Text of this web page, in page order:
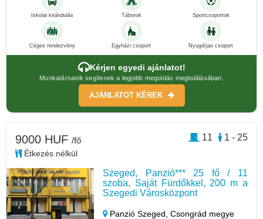
Iskolai kirándulás Táborok Sportcsoportok
Céges rendezvény Egyházi csoport Nyugdíjas csoport
Kérjen egyedi ajánlatot!
Munkatársaink segítenek a legjobb megoldás megtalálásában.
AJÁNLATOT KÉREK
Szeged, Panzió*** 25 fő / 11
szoba, Saját Fürdőkkel, 200 m a
Szegedi Városközpont
Panzió Szeged,Csongrád megye
9000 HUF /fő
Étkezés nélkül
1 - 25
11